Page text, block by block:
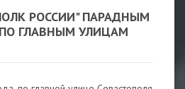
РОССИИ" ПАРАДНЫМ
ГЛАВНЫМ УЛИЦАМ